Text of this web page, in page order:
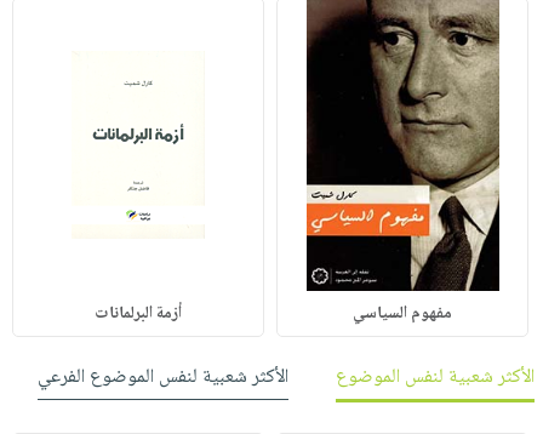
مفهوم السياسي أزمة البرلمانات
الأكثر شعبية لنفس الموضوع الأكثر شعبية لنفس الموضوع الفرعي